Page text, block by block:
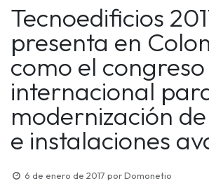
Tecnoedificios
presenta en
como el congreso
internacional
modernización
e instalaciones
6 de enero de 2017 porDomonetio